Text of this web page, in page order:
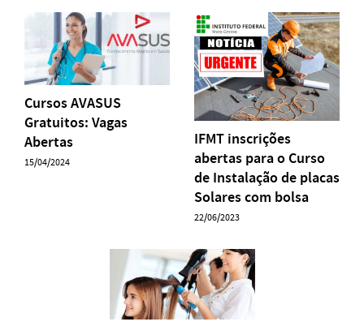
Cursos AVASUS
Gratuitos: Vagas
Abertas
15/04/2024
IFMT inscrições
abertas para o Curso
de Instalação de placas
Solares com bolsa
22/06/2023